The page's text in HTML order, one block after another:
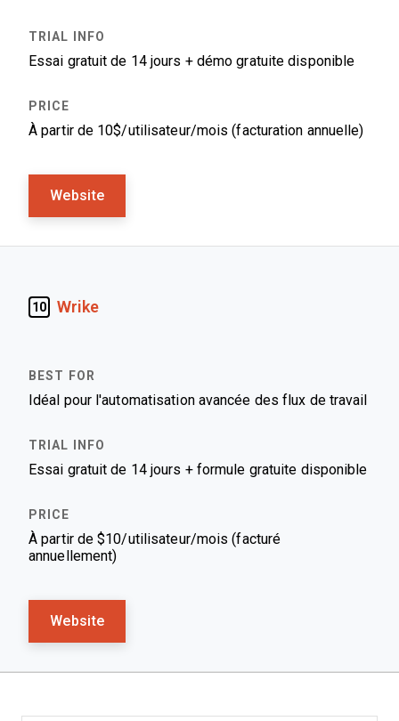
Essai gratuit de 14 jours + démo gratuite disponible
À partir de 10$/utilisateur/mois (facturation annuelle)
Website
10 Wrike
Idéal pour l'automatisation avancée des flux de travail
Essai gratuit de 14 jours + formule gratuite disponible
À partir de $10/utilisateur/mois (facturé
annuellement)
Website